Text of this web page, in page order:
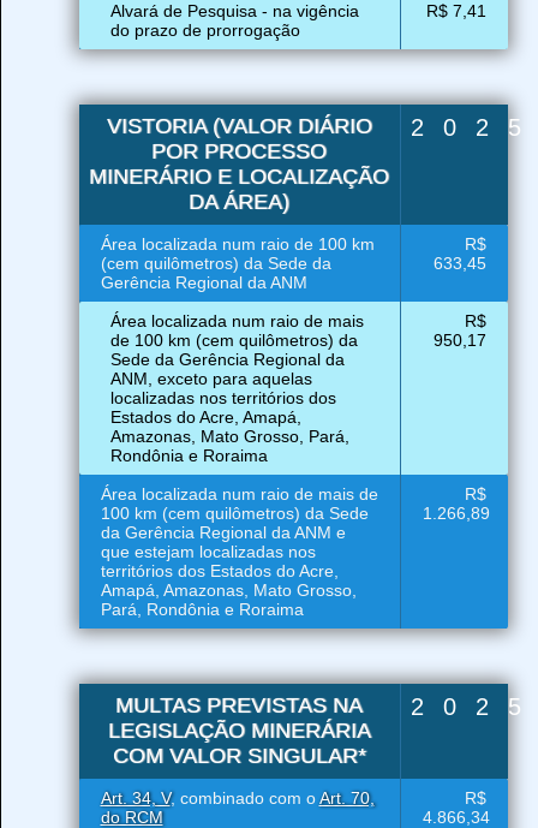
Alvará de Pesquisa - na vigência
do prazo de prorrogação
R$ 7,41
VISTORIA (VALOR DIÁRIO
POR PROCESSO
MINERÁRIO E LOCALIZAÇÃO
DA ÁREA)
Área localizada num raio de 100 km
(cem quilômetros) da Sede da
Gerência Regional da ANM
R$
633,45
Área localizada num raio de mais
de 100 km (cem quilômetros) da
Sede da Gerência Regional da
ANM, exceto para aquelas
localizadas nos territórios dos
Estados do Acre, Amapá,
Amazonas, Mato Grosso, Pará,
Rondônia e Roraima
R$
950,17
Área localizada num raio de mais de
100 km (cem quilômetros) da Sede
da Gerência Regional da ANM e
que estejam localizadas nos
territórios dos Estados do Acre,
Amapá, Amazonas, Mato Grosso,
Pará, Rondônia e Roraima
R$
1.266,89
MULTAS PREVISTAS NA
LEGISLAÇÃO MINERÁRIA
COM VALOR SINGULAR*
Art. 34, V, combinado com oArt. 70,
do RCM
R$
4.866,34